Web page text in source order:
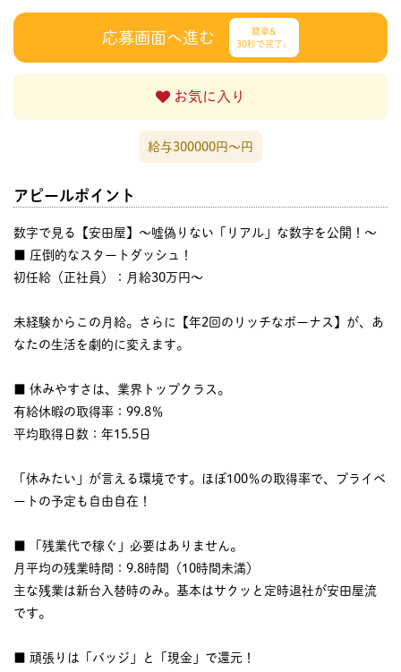
応募画面へ進む
簡単&
30秒で完了♩
お気に入り
給与300000円〜円
アピールポイント
数字で見る【安田屋】～嘘偽りない「リアル」な数字を公開！～
■ 圧倒的なスタートダッシュ！
初任給（正社員）：月給30万円〜
未経験からこの月給。さらに【年2回のリッチなボーナス】が、あ
なたの生活を劇的に変えます。
■ 休みやすさは、業界トップクラス。
有給休暇の取得率：99.8％
平均取得日数：年15.5日
「休みたい」が言える環境です。ほぼ100％の取得率で、プライベ
ートの予定も自由自在！
■ 「残業代で稼ぐ」必要はありません。
月平均の残業時間：9.8時間（10時間未満）
主な残業は新台入替時のみ。基本はサクッと定時退社が安田屋流
です。
■ 頑張りは「バッジ」と「現金」で還元！